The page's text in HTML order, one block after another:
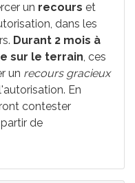
un recours et
dans les
Durant 2 mois à
sur le terrain, ces
un recours gracieux
En
contester
de